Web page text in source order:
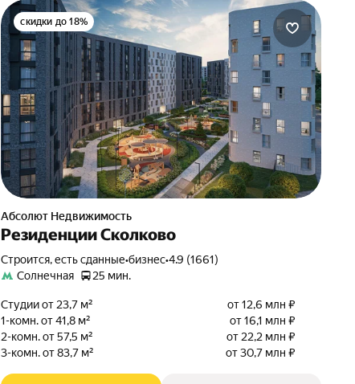
скидки до 18%
Абсолют Недвижимость
Резиденции Сколково
Строится, есть сданные•бизнес•4.9 (1661)
Солнечная
25 мин.
Студии от 23,7 м²
от 12,6 млн ₽
1-комн. от 41,8 м²
от 16,1 млн ₽
2-комн. от 57,5 м²
от 22,2 млн ₽
3-комн. от 83,7 м²
от 30,7 млн ₽